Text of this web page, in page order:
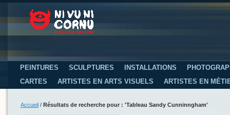
PEINTURES SCULPTURES INSTALLATIONS
CARTES
ARTISTES EN ARTS VISUELS ARTISTES EN
Accueil / Résultats de recherche pour : 'Tableau Sandy Cunninngham'